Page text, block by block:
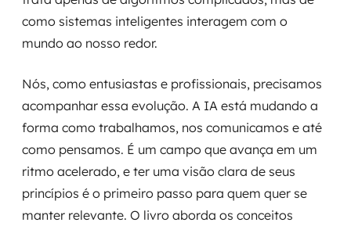
como sistemas inteligentes interagem com o
mundo ao nosso redor.
Nós, como entusiastas e profissionais, precisamos
acompanhar essa evolução. A IA está mudando a
forma como trabalhamos, nos comunicamos e até
como pensamos. É um campo que avança em um
ritmo acelerado, e ter uma visão clara de seus
princípios é o primeiro passo para quem quer se
manter relevante. O livro aborda os conceitos